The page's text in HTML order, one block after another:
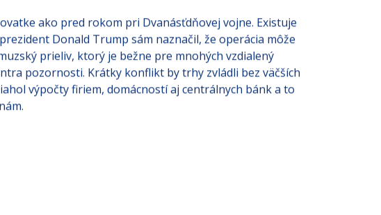
ako pred rokom pri Dvanásťdňovej vojne. Existuje
Donald Trump sám naznačil, že operácia môže
prieliv, ktorý je bežne pre mnohých vzdialený
pozornosti. Krátky konflikt by trhy zvládli bez väčších
výpočty firiem, domácností aj centrálnych bánk a to